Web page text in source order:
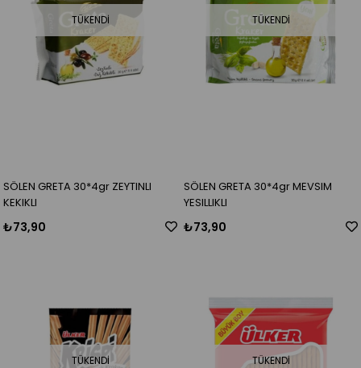
TÜKENDI
SÖLEN GRETA 30*4gr ZEYTINLI
KEKIKLI
₺73,90
TÜKENDI
SÖLEN GRETA 30*4gr MEVSIM
YESILLIKLI
₺73,90
TÜKENDI TÜKENDI